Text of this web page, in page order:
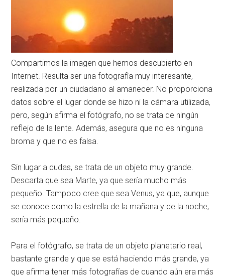
Compartimos la imagen que hemos descubierto en
Internet. Resulta ser una fotografía muy interesante,
realizada por un ciudadano al amanecer. No proporciona
datos sobre el lugar donde se hizo ni la cámara utilizada,
pero, según afirma el fotógrafo, no se trata de ningún
reflejo de la lente. Además, asegura que no es ninguna
broma y que no es falsa.
Sin lugar a dudas, se trata de un objeto muy grande.
Descarta que sea Marte, ya que sería mucho más
pequeño. Tampoco cree que sea Venus, ya que, aunque
se conoce como la estrella de la mañana y de la noche,
sería más pequeño.
Para el fotógrafo, se trata de un objeto planetario real,
bastante grande y que se está haciendo más grande, ya
que afirma tener más fotografías de cuando aún era más